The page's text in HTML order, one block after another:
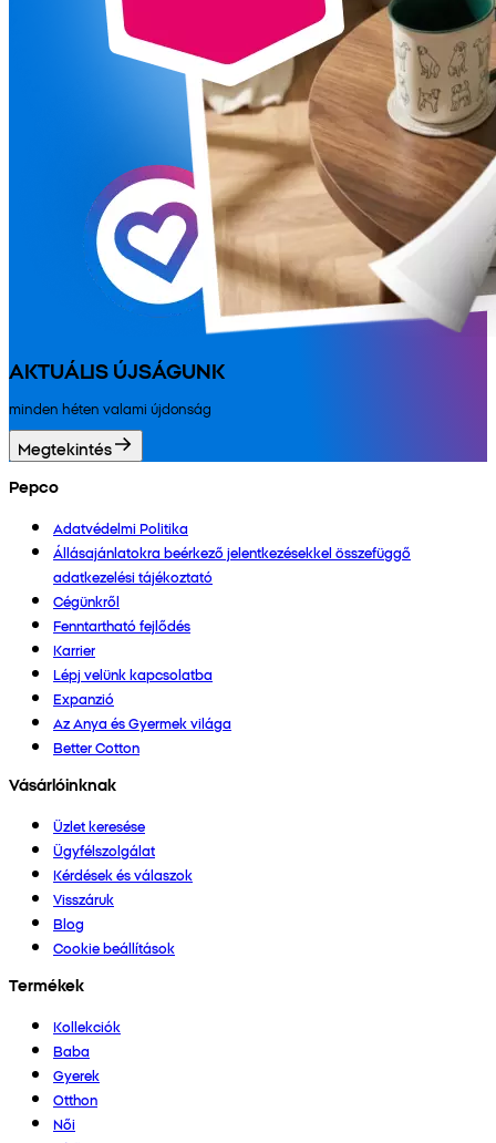
AKTUÁLIS ÚJSÁGUNK
minden héten valami újdonság
Megtekintés
Pepco
Adatvédelmi Politika
Állásajánlatokra beérkező jelentkezésekkel összefüggő
adatkezelési tájékoztató
Cégünkről
Fenntartható fejlődés
Karrier
Lépj velünk kapcsolatba
Expanzió
Az Anya és Gyermek világa
Better Cotton
Vásárlóinknak
Üzlet keresése
Ügyfélszolgálat
Kérdések és válaszok
Visszáruk
Blog
Cookie beállítások
Termékek
Kollekciók
Baba
Gyerek
Otthon
Női